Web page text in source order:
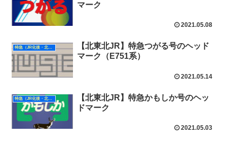
マーク
2021.05.08
【北東北JR】特急つがる号のヘッド
マーク（E751系）
2021.05.14
特急（JR化後・北東北）
【北東北JR】特急かもしか号のヘッ
ドマーク
2021.05.03